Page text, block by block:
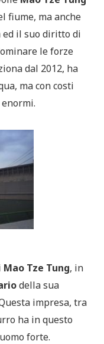
fiume, ma anche
ed il suo diritto di
le forze
dal 2012, ha
ma con costi
Mao Tze Tung, in
della sua
impresa, tra
ha in questo
forte.